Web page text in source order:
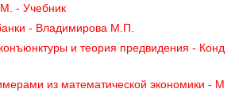
- Учебник
- Владимирова М.П.
и теория предвидения - Конд
из математической экономики - М